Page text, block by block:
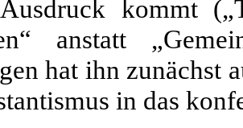
kommt
anstatt
hat ihn zunächst
in das